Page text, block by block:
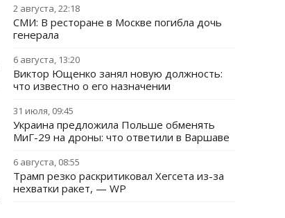
2 августа, 22:18
СМИ: В ресторане в Москве погибла дочь
генерала
6 августа, 13:20
Виктор Ющенко занял новую должность:
что известно о его назначении
31 июля, 09:45
Украина предложила Польше обменять
МиГ-29 на дроны: что ответили в Варшаве
6 августа, 08:55
Трамп резко раскритиковал Хегсета из-за
нехватки ракет, — WP